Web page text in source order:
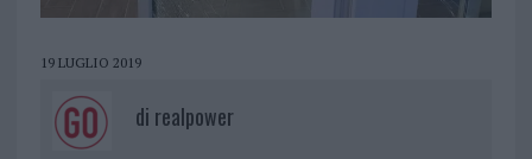
19 LUGLIO 2019
di realpower